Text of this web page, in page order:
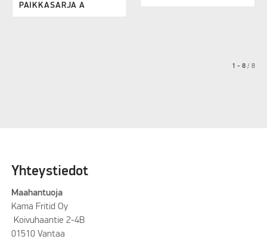
PAIKKASARJA A
1 - 8 /8
Yhteystiedot
Maahantuoja
Kama Fritid Oy
Koivuhaantie 2-4B
01510 Vantaa